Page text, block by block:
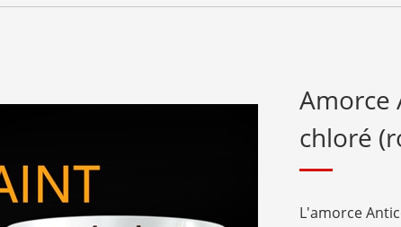
Amorce
chloré
L'amorce